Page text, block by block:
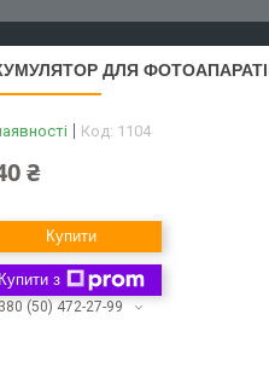
ДЛЯ
Код: 1104
₴
Купити
Купити з
(50) 472-27-99